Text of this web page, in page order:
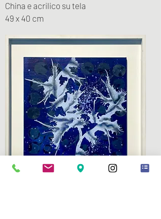
China e acrilico su tela
49 x 40 cm